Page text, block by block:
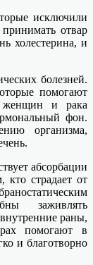
исключили
отвар
холестерина, и
болезней.
помогают
женщин и рака
фон.
организма,
абсорбации
страдает от
заживлять
раны,
помогают в
и благотворно